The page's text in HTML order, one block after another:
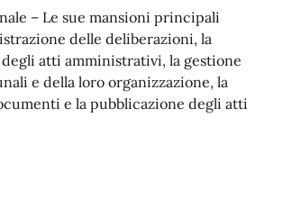
– Le sue mansioni principali
delle deliberazioni, la
atti amministrativi, la gestione
e della loro organizzazione, la
e la pubblicazione degli atti